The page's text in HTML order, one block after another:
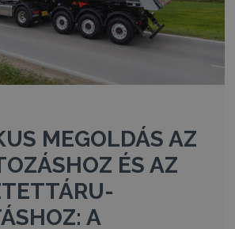
MEGOLDÁS AZ
ÉS AZ
A